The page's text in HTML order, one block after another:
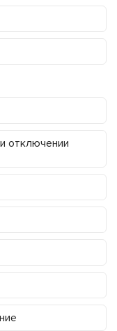
отключении